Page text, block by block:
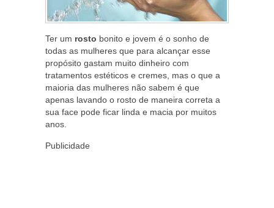
Ter um rosto bonito e jovem é o sonho de
todas as mulheres que para alcançar esse
propósito gastam muito dinheiro com
tratamentos estéticos e cremes, mas o que a
maioria das mulheres não sabem é que
apenas lavando o rosto de maneira correta a
sua face pode ficar linda e macia por muitos
anos.
Publicidade